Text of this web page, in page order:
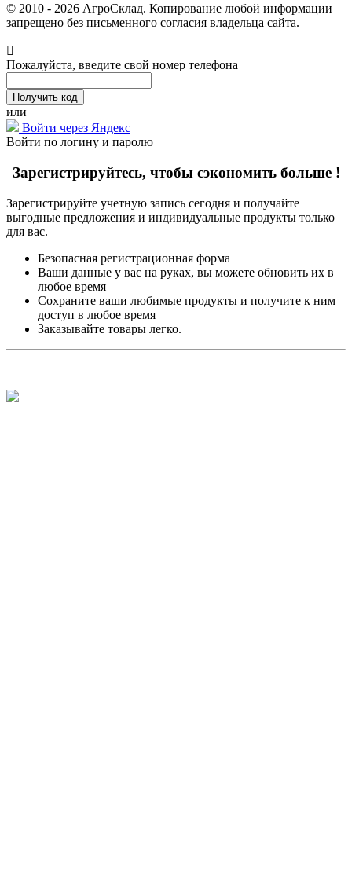
© 2010 - 2026 АгроСклад. Копирование любой информации
запрещено без письменного согласия владельца сайта.
Пожалуйста, введите свой номер телефона
или
Войти через Яндекс
Войти по логину и паролю
Зарегистрируйтесь, чтобы сэкономить больше !
Зарегистрируйте учетную запись сегодня и получайте
выгодные предложения и индивидуальные продукты только
для вас.
Безопасная регистрационная форма
Ваши данные у вас на руках, вы можете обновить их в
любое время
Сохраните ваши любимые продукты и получите к ним
доступ в любое время
Заказывайте товары легко.